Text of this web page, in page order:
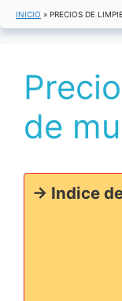
INICIO » PRECIOS DE
de
-> Indice